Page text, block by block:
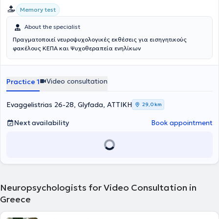
Memory test
About the specialist
Πραγματοποιεί νευροψυχολογικές εκθέσεις για εισηγητικούς
φακέλους ΚΕΠΑ και Ψυχοθεραπεία ενηλίκων
Practice 1 Video consultation
Evaggelistrias 26-28, Glyfada, ΑΤΤΙΚΗ 29,0 km
Next availability Book appointment
Neuropsychologists for Video Consultation in
Greece